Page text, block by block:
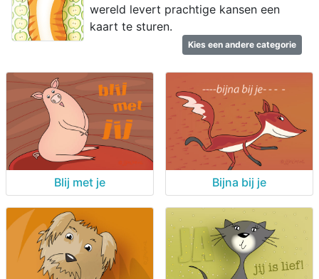
wereld levert prachtige kansen een
kaart te sturen.
Kies een andere categorie
Blij met je Bijna bij je